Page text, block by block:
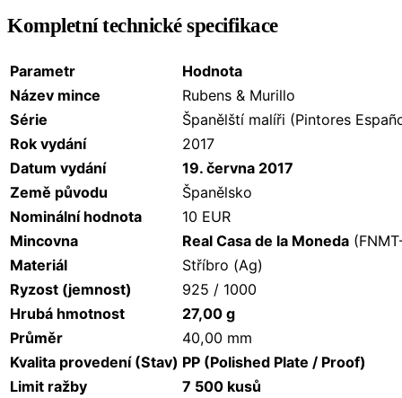
Kompletní technické specifikace
Parametr
Hodnota
Název mince
Rubens & Murillo
Série
Španělští malíři (Pintores
Rok vydání
2017
Datum vydání
19. června 2017
Země původu
Španělsko
Nominální hodnota
10 EUR
Mincovna
Real Casa de la Moneda
Materiál
Stříbro (Ag)
Ryzost (jemnost)
925 / 1000
Hrubá hmotnost
27,00 g
Průměr
40,00 mm
Kvalita provedení (Stav) PP (Polished Plate / Proof)
Limit ražby
7 500 kusů